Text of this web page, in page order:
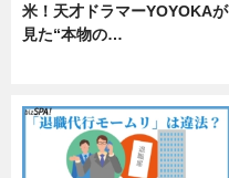
米！天才ドラマーYOYOKAが
見た“本物の…